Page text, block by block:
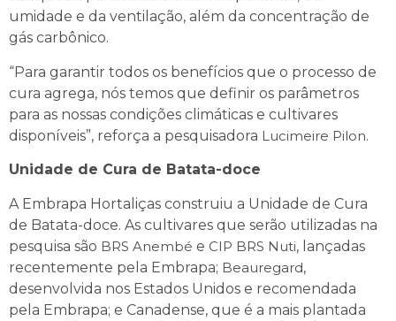
umidade e da ventilação, além da concentração de
gás carbônico.
“Para garantir todos os benefícios que o processo de
cura agrega, nós temos que definir os parâmetros
para as nossas condições climáticas e cultivares
disponíveis”, reforça a pesquisadora Lucimeire Pilon.
Unidade de Cura de Batata-doce
A Embrapa Hortaliças construiu a Unidade de Cura
de Batata-doce. As cultivares que serão utilizadas na
pesquisa são BRS Anembé e CIP BRS Nuti, lançadas
recentemente pela Embrapa; Beauregard,
desenvolvida nos Estados Unidos e recomendada
pela Embrapa; e Canadense, que é a mais plantada